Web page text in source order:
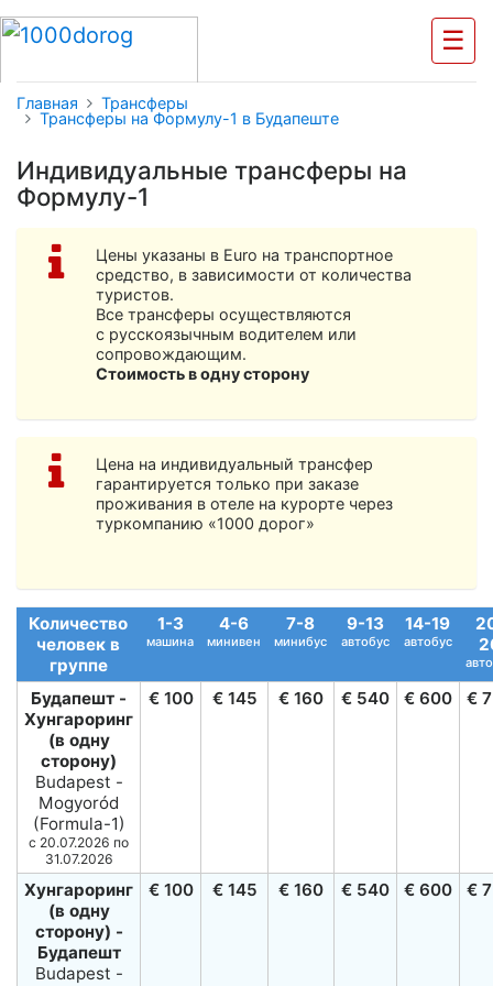
☰
Главная
Трансферы
Трансферы на Формулу-1 в Будапеште
Индивидуальные трансферы на
Формулу-1
Цены указаны в Euro на транспортное
средство, в зависимости от количества
туристов.
Все трансферы осуществляются
с русскоязычным водителем или
сопровождающим.
Стоимость в одну сторону
Цена на индивидуальный трансфер
гарантируется только при заказе
проживания в отеле на курорте через
туркомпанию «1000 дорог»
Количество
человек в
группе
1-3
машина
4-6
минивен
7-8
минибус
9-13
автобус
14-19
автобус
Будапешт -
Хунгароринг
(в одну
сторону)
Budapest -
Mogyoród
(Formula-1)
c 20.07.2026 по
31.07.2026
€ 100 € 145 € 160 € 540 € 600 €
Хунгароринг
(в одну
сторону) -
Будапешт
Budapest -
€ 100 € 145 € 160 € 540 € 600 €